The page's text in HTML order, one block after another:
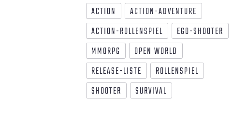
ACTION
ACTION-ADVENTURE
ACTION-ROLLENSPIEL
EGO-SHOOTER
MMORPG
OPEN WORLD
RELEASE-LISTE
ROLLENSPIEL
SHOOTER
SURVIVAL